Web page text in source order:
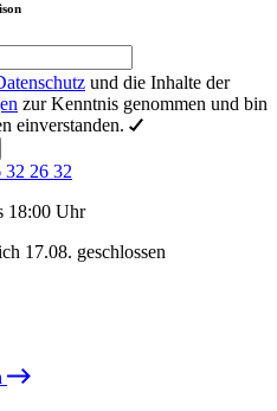
und die Inhalte der
zur Kenntnis genommen und bin
einverstanden.
32 26 32
18:00 Uhr
17.08. geschlossen